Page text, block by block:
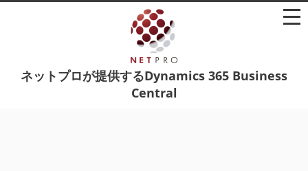
ネットプロが提供するDynamics 365 Business
Central